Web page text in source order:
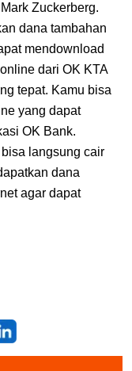
Zuckerberg.
dana tambahan
mendownload
dari OK KTA
tepat. Kamu bisa
yang dapat
OK Bank.
langsung cair
dana
agar dapat